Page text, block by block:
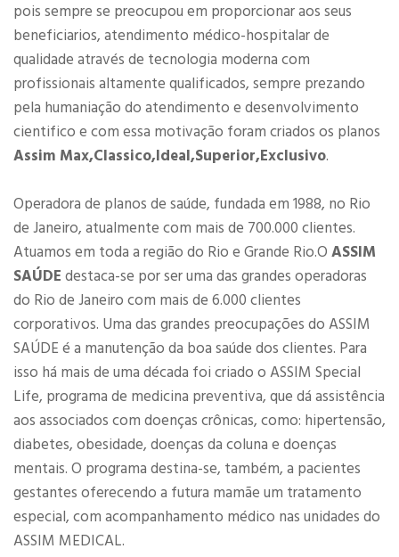
pois sempre se preocupou em proporcionar aos seus
beneficiarios, atendimento médico-hospitalar de
qualidade através de tecnologia moderna com
profissionais altamente qualificados, sempre prezando
pela humaniação do atendimento e desenvolvimento
cientifico e com essa motivação foram criados os planos
Assim Max,Classico,Ideal,Superior,Exclusivo.
Operadora de planos de saúde, fundada em 1988, no Rio
de Janeiro, atualmente com mais de 700.000 clientes.
Atuamos em toda a região do Rio e Grande Rio.O ASSIM
SAÚDE destaca-se por ser uma das grandes operadoras
do Rio de Janeiro com mais de 6.000 clientes
corporativos. Uma das grandes preocupações do ASSIM
SAÚDE é a manutenção da boa saúde dos clientes. Para
isso há mais de uma década foi criado o ASSIM Special
Life, programa de medicina preventiva, que dá assistência
aos associados com doenças crônicas, como: hipertensão,
diabetes, obesidade, doenças da coluna e doenças
mentais. O programa destina-se, também, a pacientes
gestantes oferecendo a futura mamãe um tratamento
especial, com acompanhamento médico nas unidades do
ASSIM MEDICAL.